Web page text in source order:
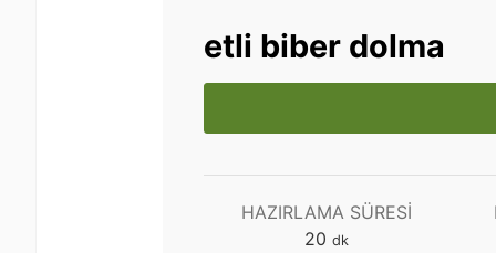
etli biber dolma
HAZIRLAMA SÜRESI
20 dakika
dk